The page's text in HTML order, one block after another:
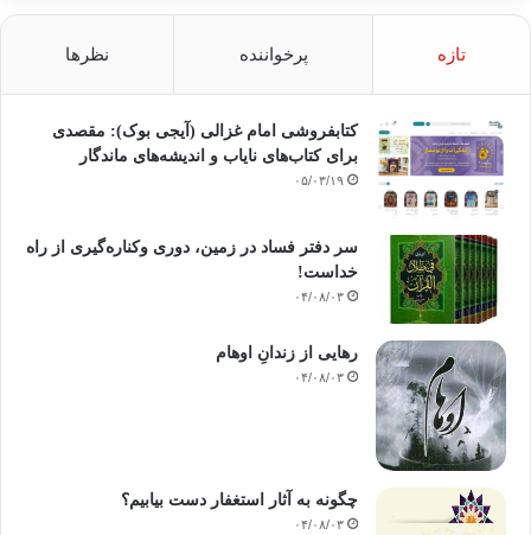
تازه پرخواننده نظرها
کتابفروشی امام غزالی (آیجی بوک): مقصدی
برای کتاب‌های نایاب و اندیشه‌های ماندگار
۰۵/۰۳/۱۹
سر دفتر فساد در زمین‌، دوری وکناره‌گیری از راه
خداست‌!
۰۴/۰۸/۰۳
رهایی از زندانِ اوهام
۰۴/۰۸/۰۳
چگونه به آثار استغفار دست بیابیم؟
۰۴/۰۸/۰۳